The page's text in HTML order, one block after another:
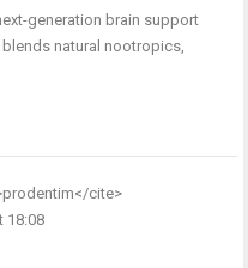
generation brain support
natural nootropics,
prodentim</cite>
18:08